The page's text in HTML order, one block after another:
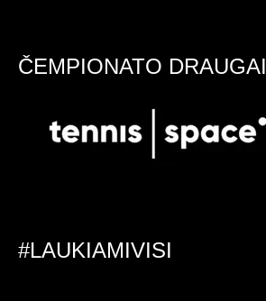
ČEMPIONATO DRAUGAI
#LAUKIAMIVISI